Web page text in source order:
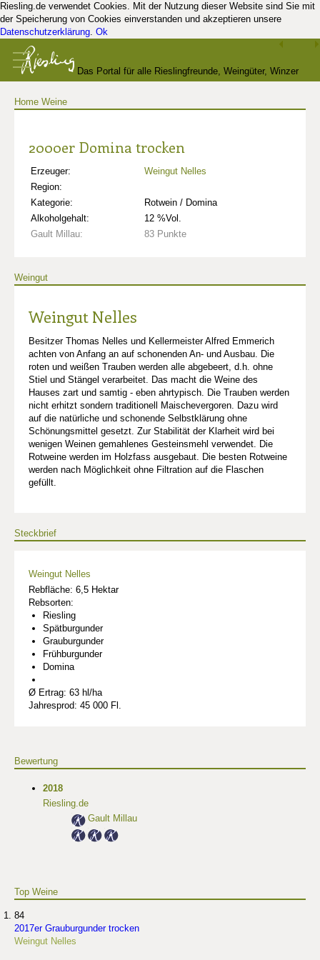
Riesling.de verwendet Cookies. Mit der Nutzung dieser Website sind Sie mit
der Speicherung von Cookies einverstanden und akzeptieren unsere
Datenschutzerklärung. Ok
Das Portal für alle Rieslingfreunde, Weingüter, Winzer
Home Weine
2000er Domina trocken
Erzeuger:
Weingut Nelles
Region:
Kategorie:
Rotwein / Domina
Alkoholgehalt:
12 %Vol.
Gault Millau:
83 Punkte
Weingut
Weingut Nelles
Besitzer Thomas Nelles und Kellermeister Alfred Emmerich
achten von Anfang an auf schonenden An- und Ausbau. Die
roten und weißen Trauben werden alle abgebeert, d.h. ohne
Stiel und Stängel verarbeitet. Das macht die Weine des
Hauses zart und samtig - eben ahrtypisch. Die Trauben werden
nicht erhitzt sondern traditionell Maischevergoren. Dazu wird
auf die natürliche und schonende Selbstklärung ohne
Schönungsmittel gesetzt. Zur Stabilität der Klarheit wird bei
wenigen Weinen gemahlenes Gesteinsmehl verwendet. Die
Rotweine werden im Holzfass ausgebaut. Die besten Rotweine
werden nach Möglichkeit ohne Filtration auf die Flaschen
gefüllt.
Steckbrief
Weingut Nelles
Rebfläche: 6,5 Hektar
Rebsorten:
Riesling
Spätburgunder
Grauburgunder
Frühburgunder
Domina
Ø Ertrag: 63 hl/ha
Jahresprod: 45 000 Fl.
Bewertung
2018
Riesling.de
Gault Millau
Top Weine
84
2017er Grauburgunder trocken
Weingut Nelles